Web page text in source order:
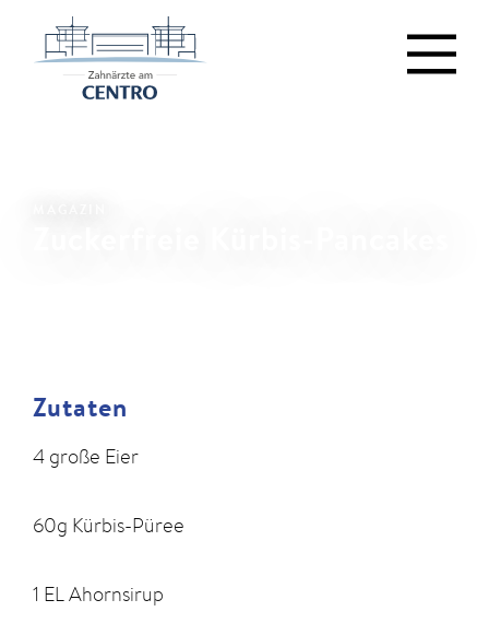
Zutaten
4 große Eier
60g Kürbis-Püree
1 EL Ahornsirup